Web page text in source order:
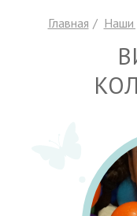
Главная Наши